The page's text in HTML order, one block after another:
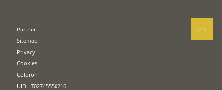
Partner
Sitemap
Privacy
Cookies
Coloron
UID: IT02745550216